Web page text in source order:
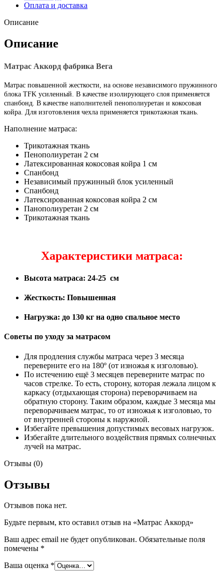
Оплата и доставка
Описание
Описание
Матрас Аккорд фабрика Вега
Матрас повышенной жесткости, на основе независимого пружинного
блока TFK усиленный. В качестве изолирующего слоя применяется
спанбонд. В качестве наполнителей пенополиуретан и кокосовая
койра. Для изготовления чехла применяется трикотажная ткань.
Наполнение матраса:
Трикотажная ткань
Пенополиуретан 2 см
Латексированная кокосовая койра 1 см
Спанбонд
Независимый пружинный блок усиленный
Спанбонд
Латексированная кокосовая койра 2 см
Панополиуретан 2 см
Трикотажная ткань
Характеристики матраса:
Высота матраса: 24-25 см
Жесткость: Повышенная
Нагрузка: до 130 кг на одно спальное место
Советы по уходу за матрасом
Для продления службы матраса через 3 месяца
переверните его на 180º (от изножья к изголовью).
По истечению ещё 3 месяцев переверните матрас по
часов стрелке. То есть, сторону, которая лежала лицом к
каркасу (отдыхающая сторона) переворачиваем на
обратную сторону. Таким образом, каждые 3 месяца мы
переворачиваем матрас, то от изножья к изголовью, то
от внутренней стороны к наружной.
Избегайте превышения допустимых весовых нагрузок.
Избегайте длительного воздействия прямых солнечных
лучей на матрас.
Отзывы (0)
Отзывы
Отзывов пока нет.
Будьте первым, кто оставил отзыв на «Матрас Аккорд»
Ваш адрес email не будет опубликован. Обязательные поля
помечены *
Ваша оценка *